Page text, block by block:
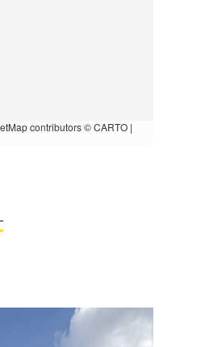
contributors © CARTO |